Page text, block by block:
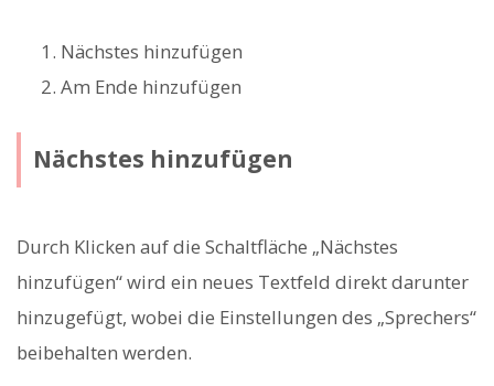
Nächstes hinzufügen
Am Ende hinzufügen
Nächstes hinzufügen
Durch Klicken auf die Schaltfläche „Nächstes
hinzufügen“ wird ein neues Textfeld direkt darunter
hinzugefügt, wobei die Einstellungen des „Sprechers“
beibehalten werden.